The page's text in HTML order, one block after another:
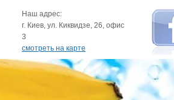
Наш адрес:
г. Киев, ул. Киквидзе, 26, офис
3
смотреть на карте